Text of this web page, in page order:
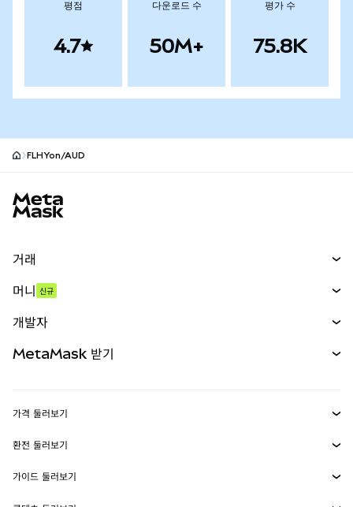
평점
4.7
다운로드 수
50M+
평가 수
75.8K
FLHYon/AUD
거래
무기한 선물
실물자산
머니 신규
개발자
MetaMask Connect
Snaps
MetaMask 받기
보안
가격 둘러보기
이더리움 가격
솔라나 가격
환전 둘러보기
ETH를 USD로 환전
가이드 둘러보기